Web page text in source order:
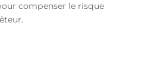
compenser le risque